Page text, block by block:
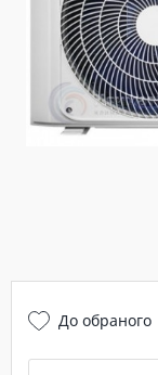
До обраного